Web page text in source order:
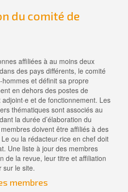
du comité de
affiliées à au moins deux
des pays différents, le comité
et définit sa propre
en dehors des postes de
et de fonctionnement. Les
thématiques sont associés au
la durée d’élaboration du
doivent être affiliés à des
ou la rédacteur·rice en chef doit
Une liste à jour des membres
de la revue, leur titre et affiliation
sur le site.
membres